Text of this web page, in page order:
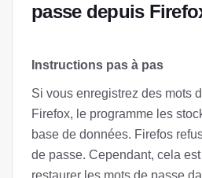
passe depuis
Instructions pas à pas
Si vous enregistrez des mots
Firefox, le programme les
base de données. Firefos
de passe. Cependant, cela
restaurer les mots de passe